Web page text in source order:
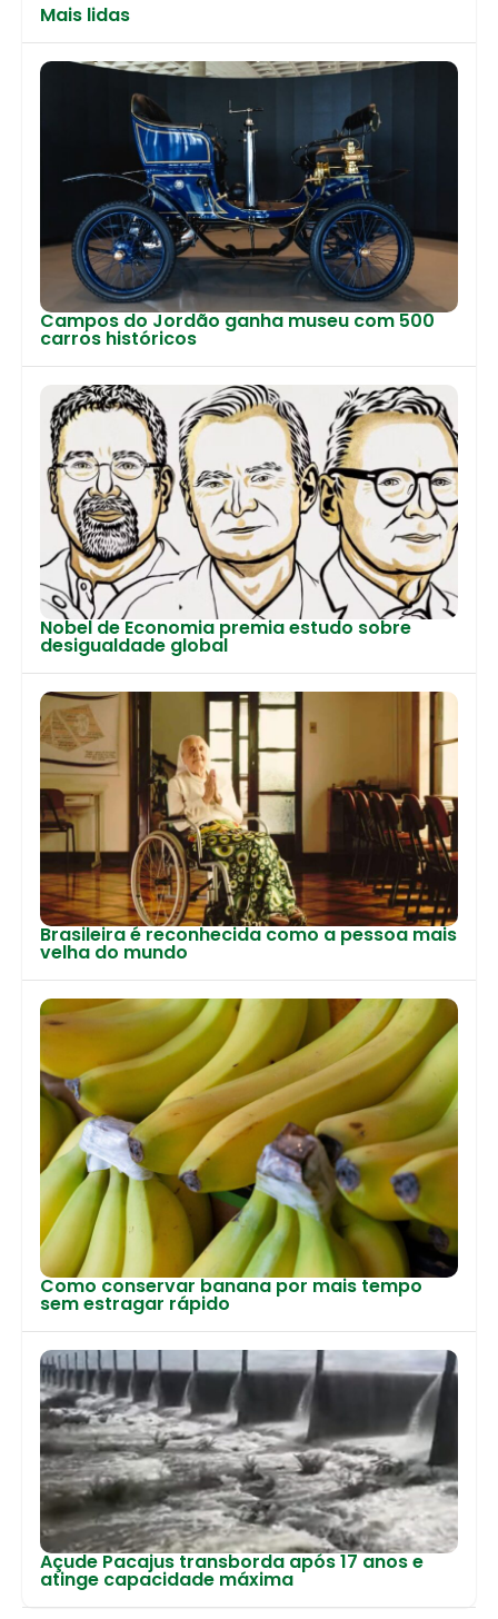
Mais lidas
Campos do Jordão ganha museu com 500
carros históricos
Nobel de Economia premia estudo sobre
desigualdade global
Brasileira é reconhecida como a pessoa mais
velha do mundo
Como conservar banana por mais tempo
sem estragar rápido
Açude Pacajus transborda após 17 anos e
atinge capacidade máxima